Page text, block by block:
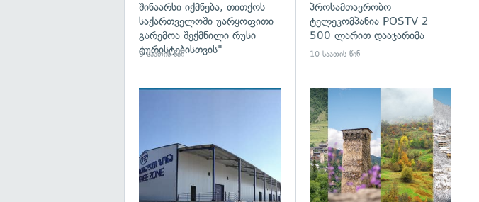
შინაარსი იქმნება, თითქოს
საქართველოში უარყოფითი
გარემოა შექმნილი რუსი
ტურისტებისთვის"
9 საათის წინ
პროსამთავრობო
ტელეკომპანია POSTV 2
500 ლარით დააჯარიმა
10 საათის წინ
გადახედვა